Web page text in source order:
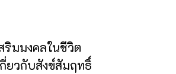
ริมมงคลในชีวิต
ยวกับสังข์สัมฤทธิ์